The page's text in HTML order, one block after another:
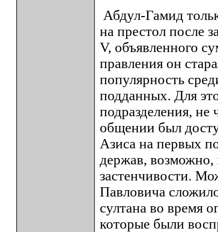
Абдул-Гамид
на престол после
V, объявленного
правления он
популярность
подданных. Для
подразделения, не
общении был
Азиса на первых
держав,
застенчивости.
Павловича
султана во время
которые были